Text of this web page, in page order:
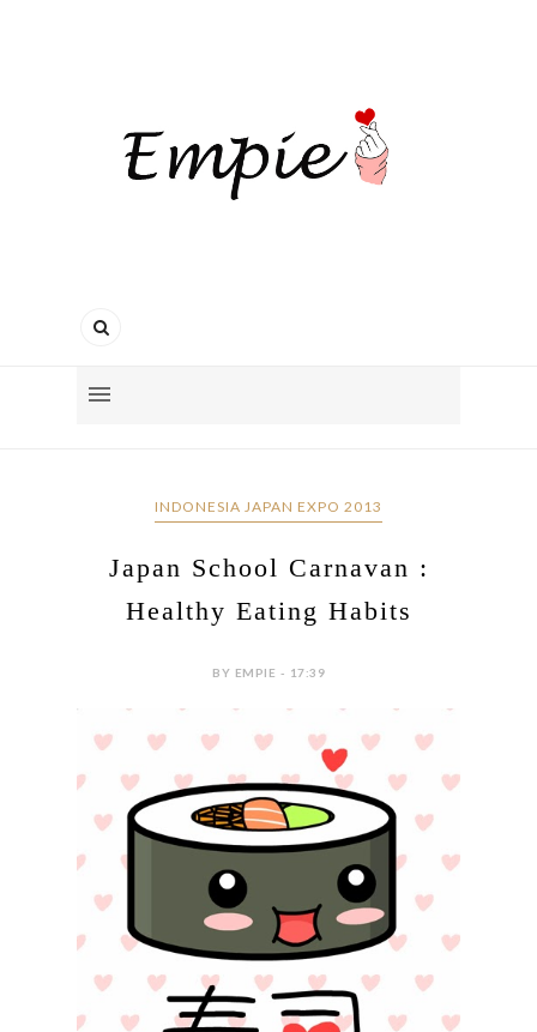
INDONESIA JAPAN EXPO 2013
Japan School Carnavan :
Healthy Eating Habits
BY EMPIE - 17:39